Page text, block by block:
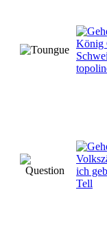
König
ich
Tell